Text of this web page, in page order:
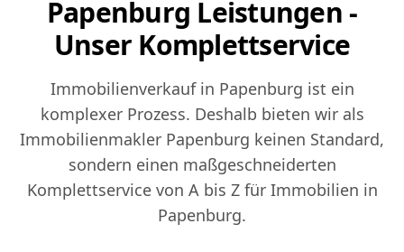
Papenburg Leistungen -
Unser Komplettservice
Immobilienverkauf in Papenburg ist ein
komplexer Prozess. Deshalb bieten wir als
Immobilienmakler Papenburg keinen Standard,
sondern einen maßgeschneiderten
Komplettservice von A bis Z für Immobilien in
Papenburg.